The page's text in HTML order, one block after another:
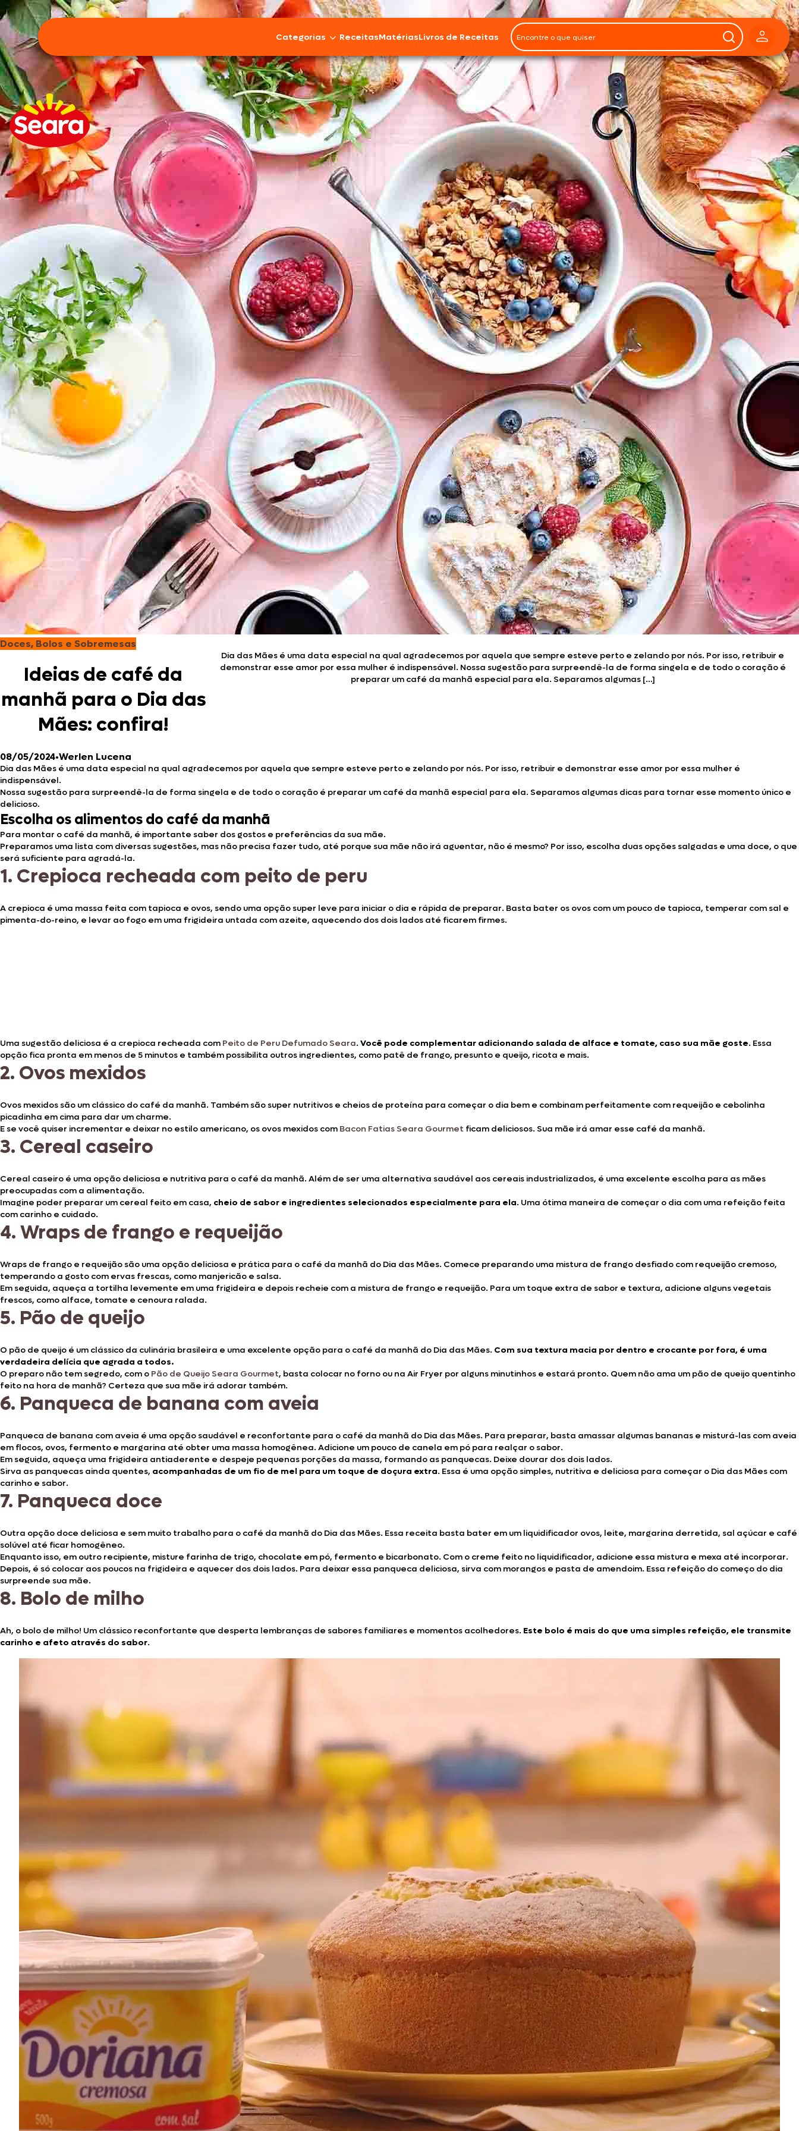
Categorias
Bovinos
Cordeiro
Carnes Suínas
Aves
Frios e Embutidos
Peixes e Frutos do Mar
100% Vegetal
Doces, Bolos e Sobremesas
Pães e Massas
Bebidas
Entrevistas
ReceitasMatériasLivros de Receitas
Doces, Bolos e Sobremesas
Ideias de café da
manhã para o Dia das
Mães: confira!
Dia das Mães é uma data especial na qual agradecemos por aquela que sempre esteve perto e zelando por nós. Por isso, retribuir e
demonstrar esse amor por essa mulher é indispensável. Nossa sugestão para surpreendê-la de forma singela e de todo o coração é
preparar um café da manhã especial para ela. Separamos algumas […]
08/05/2024•Werlen Lucena
Dia das Mães é uma data especial na qual agradecemos por aquela que sempre esteve perto e zelando por nós. Por isso, retribuir e demonstrar esse amor por essa mulher é
indispensável.
Nossa sugestão para surpreendê-la de forma singela e de todo o coração é preparar um café da manhã especial para ela. Separamos algumas dicas para tornar esse momento único e
delicioso.
Escolha os alimentos do café da manhã
Para montar o café da manhã, é importante saber dos gostos e preferências da sua mãe.
Preparamos uma lista com diversas sugestões, mas não precisa fazer tudo, até porque sua mãe não irá aguentar, não é mesmo? Por isso, escolha duas opções salgadas e uma doce, o que
será suficiente para agradá-la.
1. Crepioca recheada com peito de peru
A crepioca é uma massa feita com tapioca e ovos, sendo uma opção super leve para iniciar o dia e rápida de preparar. Basta bater os ovos com um pouco de tapioca, temperar com sal e
pimenta-do-reino, e levar ao fogo em uma frigideira untada com azeite, aquecendo dos dois lados até ficarem firmes.
Uma sugestão deliciosa é a crepioca recheada com Peito de Peru Defumado Seara. Você pode complementar adicionando salada de alface e tomate, caso sua mãe goste. Essa
opção fica pronta em menos de 5 minutos e também possibilita outros ingredientes, como patê de frango, presunto e queijo, ricota e mais.
2. Ovos mexidos
Ovos mexidos são um clássico do café da manhã. Também são super nutritivos e cheios de proteína para começar o dia bem e combinam perfeitamente com requeijão e cebolinha
picadinha em cima para dar um charme.
E se você quiser incrementar e deixar no estilo americano, os ovos mexidos com Bacon Fatias Seara Gourmet ficam deliciosos. Sua mãe irá amar esse café da manhã.
3. Cereal caseiro
Cereal caseiro é uma opção deliciosa e nutritiva para o café da manhã. Além de ser uma alternativa saudável aos cereais industrializados, é uma excelente escolha para as mães
preocupadas com a alimentação.
Imagine poder preparar um cereal feito em casa, cheio de sabor e ingredientes selecionados especialmente para ela. Uma ótima maneira de começar o dia com uma refeição feita
com carinho e cuidado.
4.Wraps de frango e requeijão
Wraps de frango e requeijão são uma opção deliciosa e prática para o café da manhã do Dia das Mães. Comece preparando uma mistura de frango desfiado com requeijão cremoso,
temperando a gosto com ervas frescas, como manjericão e salsa.
Em seguida, aqueça a tortilha levemente em uma frigideira e depois recheie com a mistura de frango e requeijão. Para um toque extra de sabor e textura, adicione alguns vegetais
frescos, como alface, tomate e cenoura ralada.
5. Pão de queijo
O pão de queijo é um clássico da culinária brasileira e uma excelente opção para o café da manhã do Dia das Mães. Com sua textura macia por dentro e crocante por fora, é uma
verdadeira delícia que agrada a todos.
O preparo não tem segredo, com o Pão de Queijo Seara Gourmet, basta colocar no forno ou na Air Fryer por alguns minutinhos e estará pronto. Quem não ama um pão de queijo quentinho
feito na hora de manhã? Certeza que sua mãe irá adorar também.
6. Panqueca de banana com aveia
Panqueca de banana com aveia é uma opção saudável e reconfortante para o café da manhã do Dia das Mães. Para preparar, basta amassar algumas bananas e misturá-las com aveia
em flocos, ovos, fermento e margarina até obter uma massa homogênea. Adicione um pouco de canela em pó para realçar o sabor.
Em seguida, aqueça uma frigideira antiaderente e despeje pequenas porções da massa, formando as panquecas. Deixe dourar dos dois lados.
Sirva as panquecas ainda quentes, acompanhadas de um fio de mel para um toque de doçura extra. Essa é uma opção simples, nutritiva e deliciosa para começar o Dia das Mães com
carinho e sabor.
7. Panqueca doce
Outra opção doce deliciosa e sem muito trabalho para o café da manhã do Dia das Mães. Essa receita basta bater em um liquidificador ovos, leite, margarina derretida, sal açúcar e café
solúvel até ficar homogêneo.
Enquanto isso, em outro recipiente, misture farinha de trigo, chocolate em pó, fermento e bicarbonato. Com o creme feito no liquidificador, adicione essa mistura e mexa até incorporar.
Depois, é só colocar aos poucos na frigideira e aquecer dos dois lados. Para deixar essa panqueca deliciosa, sirva com morangos e pasta de amendoim. Essa refeição do começo do dia
surpreende sua mãe.
8. Bolo de milho
Ah, o bolo de milho! Um clássico reconfortante que desperta lembranças de sabores familiares e momentos acolhedores. Este bolo é mais do que uma simples refeição, ele transmite
carinho e afeto através do sabor.